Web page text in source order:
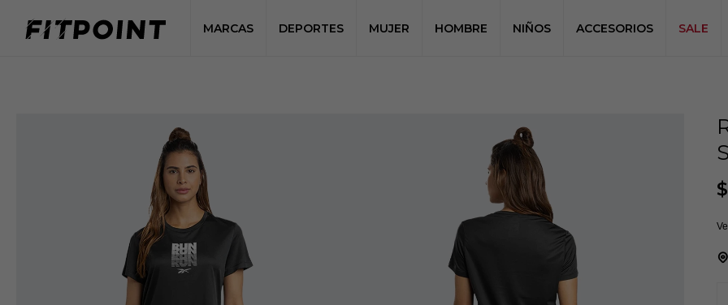
MARCAS DEPORTES MUJER HOMBRE NIÑOS ACCESORIOS SALE
$